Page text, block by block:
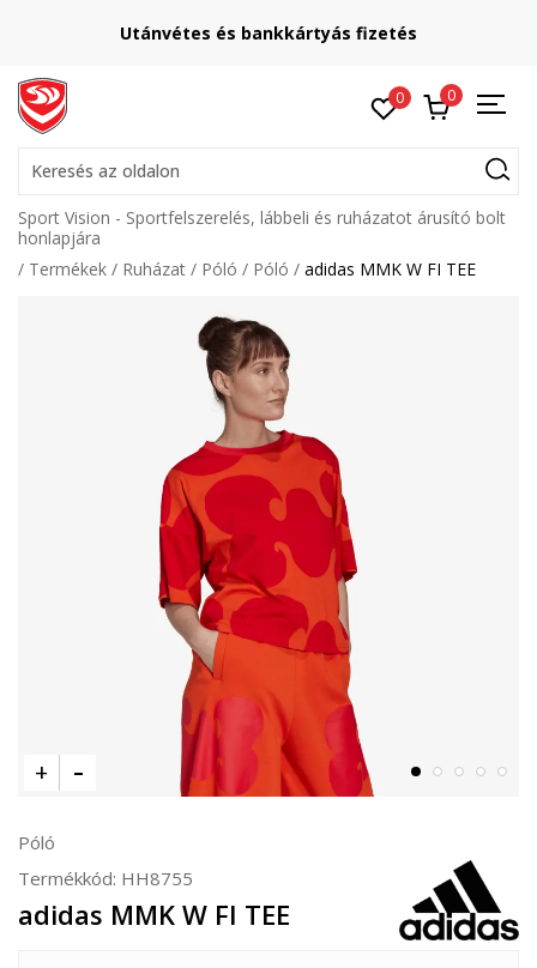
Utánvétes és bankkártyás fizetés
0 0
Keresés az oldalon
Sport Vision - Sportfelszerelés, lábbeli és ruházatot árusító bolt
honlapjára
Termékek
Ruházat Póló Póló adidas MMK W FI TEE
Póló
Termékkód: HH8755
adidas MMK W FI TEE